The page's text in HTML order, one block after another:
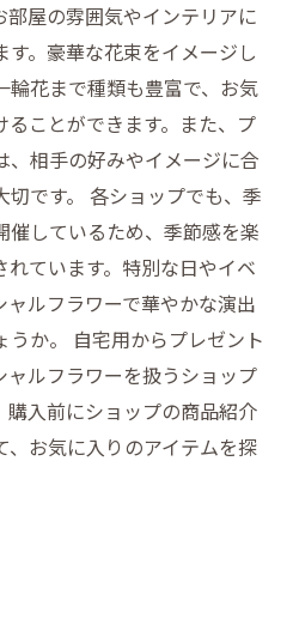
屋の雰囲気やインテリアに
。豪華な花束をイメージし
輪花まで種類も豊富で、お気
ることができます。また、プ
、相手の好みやイメージに合
です。 各ショップでも、季
しているため、季節感を楽
れています。特別な日やイベ
ルフラワーで華やかな演出
うか。 自宅用からプレゼント
ャルフラワーを扱うショップ
入前にショップの商品紹介
お気に入りのアイテムを探